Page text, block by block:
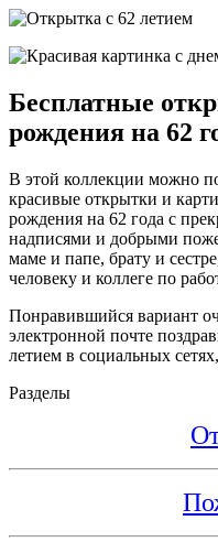
Бесплатные
рождения на 62
В этой коллекции можно
красивые открытки и
рождения на 62 года с
надписями и добрыми
маме и папе, брату и
человеку и коллеге по
Понравившийся вариант
электронной почте
летием в социальных
Разделы